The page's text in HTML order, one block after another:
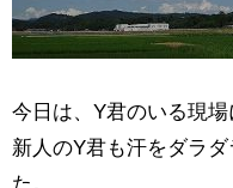
今日は、Y君のいる現場
新人のY君も汗をダラ
た。